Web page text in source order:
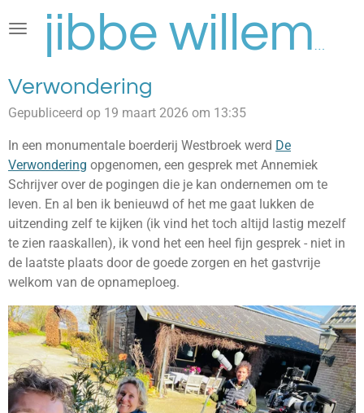
direct
de
hoofdinhoud
Verwondering
Gepubliceerd op 19 maart 2026 om 13:35
In een monumentale boerderij Westbroek werd De
Verwondering opgenomen, een gesprek met Annemiek
Schrijver over de pogingen die je kan ondernemen om te
leven. En al ben ik benieuwd of het me gaat lukken de
uitzending zelf te kijken (ik vind het toch altijd lastig mezelf
te zien raaskallen), ik vond het een heel fijn gesprek - niet in
de laatste plaats door de goede zorgen en het gastvrije
welkom van de opnameploeg.